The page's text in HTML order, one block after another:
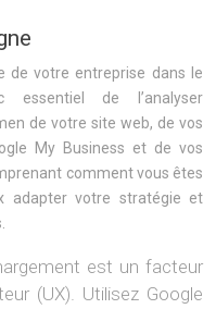
de votre entreprise dans le
de l’analyser
de votre site web, de vos
My Business et de vos
comment vous êtes
adapter votre stratégie et
est un facteur
(UX). Utilisez Google